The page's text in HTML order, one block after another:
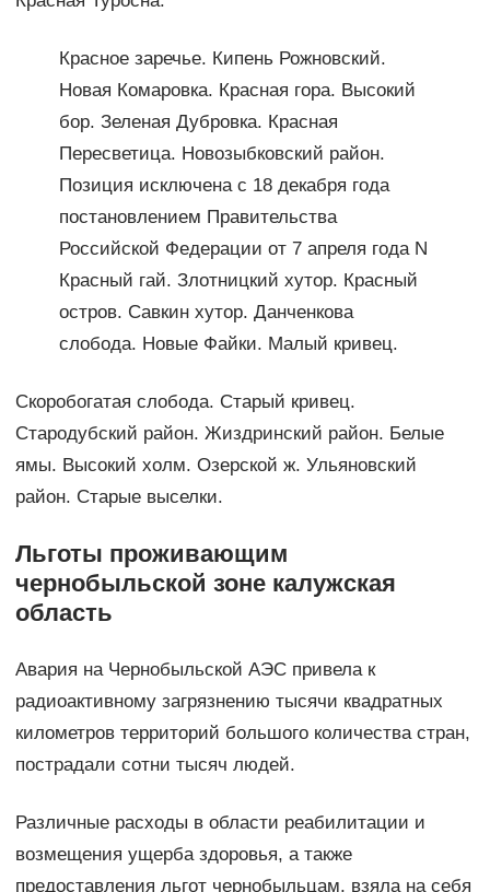
Красное заречье. Кипень Рожновский.
Новая Комаровка. Красная гора. Высокий
бор. Зеленая Дубровка. Красная
Пересветица. Новозыбковский район.
Позиция исключена с 18 декабря года
постановлением Правительства
Российской Федерации от 7 апреля года N
Красный гай. Злотницкий хутор. Красный
остров. Савкин хутор. Данченкова
слобода. Новые Файки. Малый кривец.
Скоробогатая слобода. Старый кривец.
Стародубский район. Жиздринский район. Белые
ямы. Высокий холм. Озерской ж. Ульяновский
район. Старые выселки.
Льготы проживающим
чернобыльской зоне калужская
область
Авария на Чернобыльской АЭС привела к
радиоактивному загрязнению тысячи квадратных
километров территорий большого количества стран,
пострадали сотни тысяч людей.
Различные расходы в области реабилитации и
возмещения ущерба здоровья, а также
предоставления льгот чернобыльцам, взяла на себя